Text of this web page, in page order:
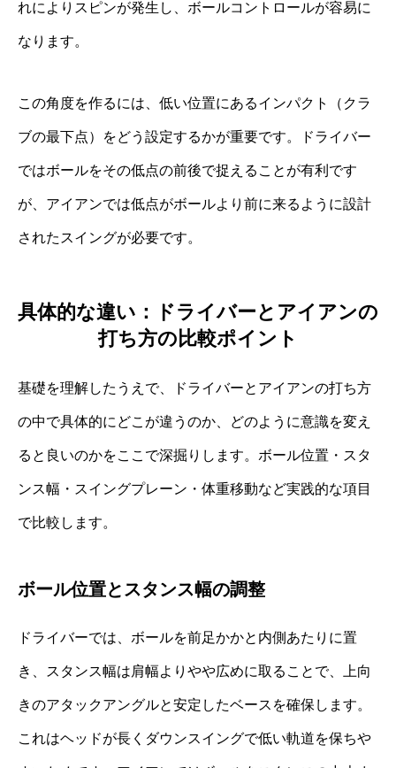
れによりスピンが発生し、ボールコントロールが容易に
なります。
この角度を作るには、低い位置にあるインパクト（クラ
ブの最下点）をどう設定するかが重要です。ドライバー
ではボールをその低点の前後で捉えることが有利です
が、アイアンでは低点がボールより前に来るように設計
されたスイングが必要です。
具体的な違い：ドライバーとアイアンの
打ち方の比較ポイント
基礎を理解したうえで、ドライバーとアイアンの打ち方
の中で具体的にどこが違うのか、どのように意識を変え
ると良いのかをここで深掘りします。ボール位置・スタ
ンス幅・スイングプレーン・体重移動など実践的な項目
で比較します。
ボール位置とスタンス幅の調整
ドライバーでは、ボールを前足かかと内側あたりに置
き、スタンス幅は肩幅よりやや広めに取ることで、上向
きのアタックアングルと安定したベースを確保します。
これはヘッドが長くダウンスイングで低い軌道を保ちや